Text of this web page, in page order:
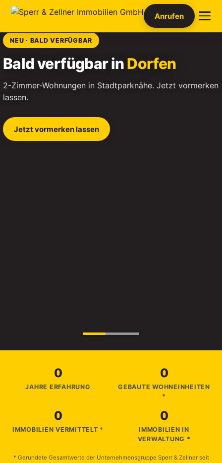
Anrufen
NEU · BALD VERFÜGBAR
Bald verfügbar inDorfen
2-Zimmer-Wohnungen in Stadtparknähe. Jetzt vormerken
lassen.
Jetzt vormerken lassen
0
JAHRE ERFAHRUNG
0
GEBAUTE WOHNEINHEITEN
*
0
IMMOBILIEN VERMITTELT *
0
IMMOBILIEN IN
VERWALTUNG *
* Gerundete Gesamtwerte der Unternehmensgruppe Sperr & Zellner seit